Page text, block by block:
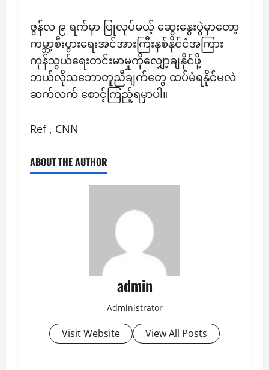
ဇွန်လ ၉ ရက်မှာ ပြုလုပ်မယ့် ဆွေးနွေးပွဲမှာတော့
ကမ္ဘာ့စီးပွားရေးအင်အားကြီးနှစ်နိုင်ငံအကြား
ကုန်သွယ်ရေးတင်းမာမှုကိုလျှော့ချနိုင်ဖို့
ဘယ်လိုသဘောတူညီချက်တွေ ထပ်မံရနိုင်မလဲ
ဆက်လက် စောင့်ကြည့်ရမှာပါ။
Ref , CNN
ABOUT THE AUTHOR
admin
Administrator
Visit Website View All Posts